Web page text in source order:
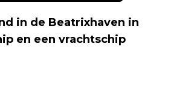
in de Beatrixhaven in
en een vrachtschip